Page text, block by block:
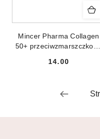
Mincer Pharma Collagen
50+ przeciwzmarszczkowy
No.302 50ml
Cena:
14.00